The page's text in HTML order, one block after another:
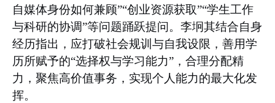
自媒体身份如何兼顾”“创业资源获取”“学生工作
与科研的协调”等问题踊跃提问。李坰其结合自身
经历指出，应打破社会规训与自我设限，善用学
历所赋予的“选择权与学习能力”，合理分配精
力，聚焦高价值事务，实现个人能力的最大化发
挥。